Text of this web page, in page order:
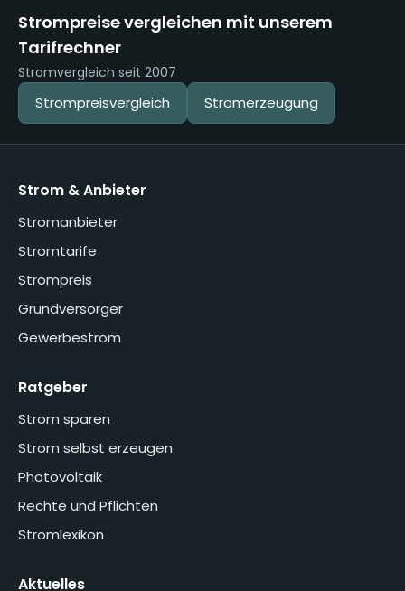
Strompreise vergleichen mit unserem
Tarifrechner
Stromvergleich seit 2007
Strompreisvergleich Stromerzeugung
Strom & Anbieter
Stromanbieter
Stromtarife
Strompreis
Grundversorger
Gewerbestrom
Ratgeber
Strom sparen
Strom selbst erzeugen
Photovoltaik
Rechte und Pflichten
Stromlexikon
Aktuelles